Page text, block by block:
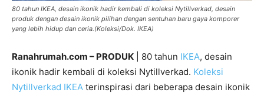
80 tahun IKEA, desain ikonik hadir kembali di koleksi Nytillverkad, desain
produk dengan desain ikonik pilihan dengan sentuhan baru gaya komporer
yang lebih hidup dan ceria.(Koleksi/Dok. IKEA)
Ranahrumah.com – PRODUK | 80 tahun IKEA, desain
ikonik hadir kembali di koleksi Nytillverkad. Koleksi
Nytillverkad IKEA terinspirasi dari beberapa desain ikonik